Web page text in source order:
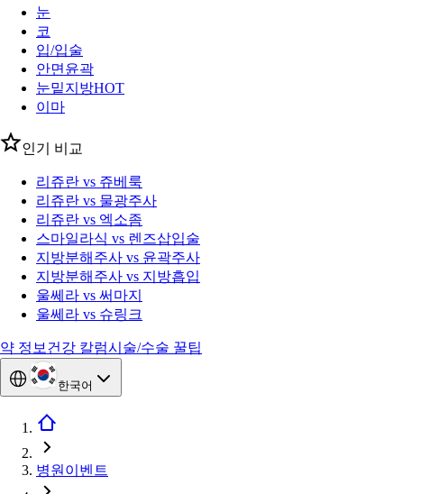
눈
코
입/입술
안면윤곽
눈밑지방HOT
이마
인기 비교
리쥬란 vs 쥬베룩
리쥬란 vs 물광주사
리쥬란 vs 엑소좀
스마일라식 vs 렌즈삽입술
지방분해주사 vs 윤곽주사
지방분해주사 vs 지방흡입
울쎄라 vs 써마지
울쎄라 vs 슈링크
약 정보 건강 칼럼시술/수술 꿀팁
한국어
병원이벤트